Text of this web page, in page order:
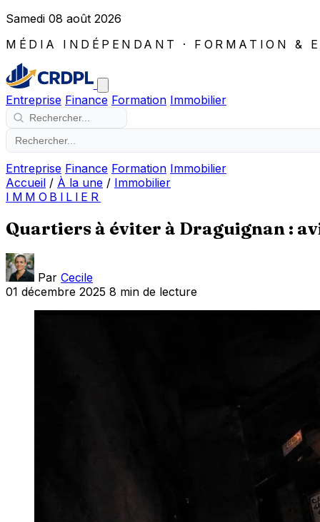
Samedi 08 août 2026
MÉDIA INDÉPENDANT · FORMATION &
Entreprise Finance Formation Immobilier
Entreprise Finance Formation Immobilier
Accueil / À la une / Immobilier
IMMOBILIER
Quartiers à éviter à Draguignan :
Par Cecile
01 décembre 2025 8 min de lecture